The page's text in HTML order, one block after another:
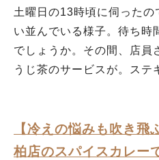
土曜日の13時頃に伺ったの
い並んでいる様子。待ち時
でしょうか。その間、店員
うじ茶のサービスが。ステ
【冷えの悩みも吹き
柏店のスパイスカレー